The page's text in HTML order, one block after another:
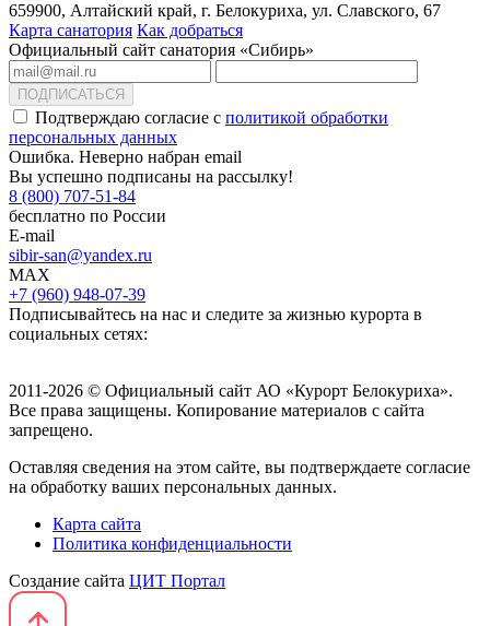
659900, Алтайский край, г. Белокуриха, ул. Славского, 67
Карта санатория Как добраться
Официальный сайт санатория «Сибирь»
ПОДПИСАТЬСЯ
Подтверждаю согласие с политикой обработки
персональных данных
Ошибка. Неверно набран email
Вы успешно подписаны на рассылку!
8 (800) 707-51-84
бесплатно по России
E-mail
sibir-san@yandex.ru
MAX
+7 (960) 948-07-39
Подписывайтесь на нас и следите за жизнью курорта в
социальных сетях:
2011-2026 © Официальный сайт АО «Курорт Белокуриха».
Все права защищены. Копирование материалов с сайта
запрещено.
Оставляя сведения на этом сайте, вы подтверждаете согласие
на обработку ваших персональных данных.
Карта сайта
Политика конфиденциальности
Создание сайта ЦИТ Портал